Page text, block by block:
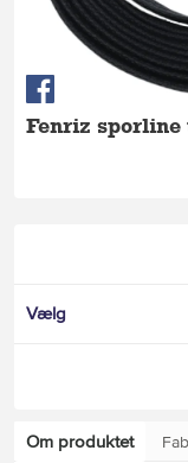
Fenriz
Vælg
Om produktet